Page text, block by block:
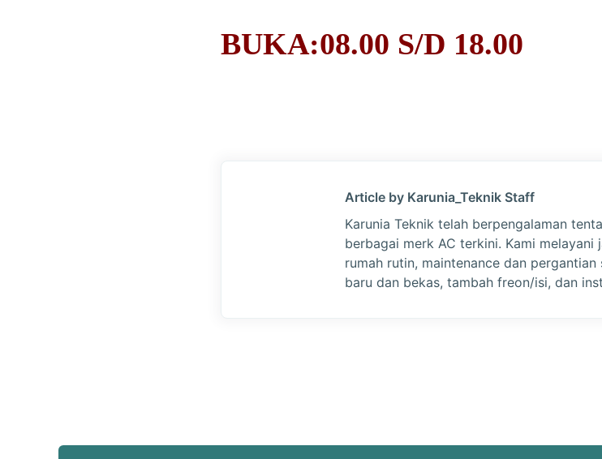
BUKA:08.00 S/D 18.00
Article by Karunia_Teknik Staff
Karunia Teknik telah berpengalaman
berbagai merk AC terkini. Kami melayani
rumah rutin, maintenance dan
baru dan bekas, tambah freon/isi, dan